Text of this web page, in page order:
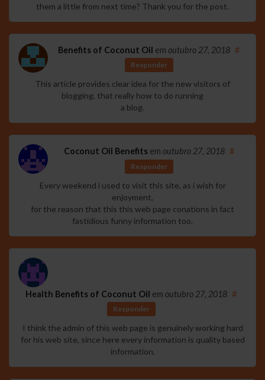
them a little from next time? Thank you for the post.
Benefits of Coconut Oil em outubro 27, 2018 #
Responder
This article provides clear idea for the new visitors of
blogging, that really how to do running
a blog.
Coconut Oil Benefitsem outubro 27, 2018 #
Responder
Every weekend i used to visit this site, as i wish for
enjoyment,
for the reason that this this web page conations in fact
fastidious funny information too.
Health Benefits of Coconut Oil em outubro 27, 2018 #
Responder
I think the admin of this web page is genuinely working hard
for his web site, since here every information is quality based
information.